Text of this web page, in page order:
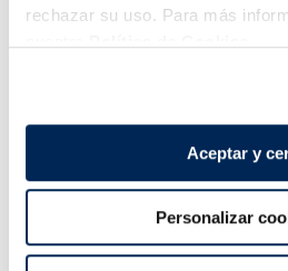
rechazar su uso. Para más
Aceptar y
Personalizar
pimiento y champiñones